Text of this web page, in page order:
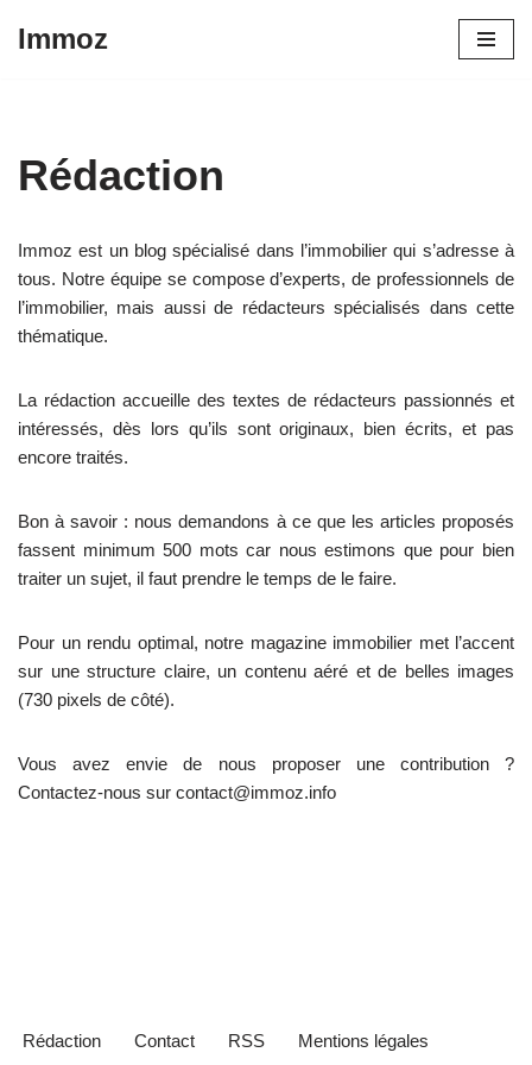
Immoz
Rédaction
Immoz est un blog spécialisé dans l’immobilier qui s’adresse à
tous. Notre équipe se compose d’experts, de professionnels de
l’immobilier, mais aussi de rédacteurs spécialisés dans cette
thématique.
La rédaction accueille des textes de rédacteurs passionnés et
intéressés, dès lors qu’ils sont originaux, bien écrits, et pas
encore traités.
Bon à savoir : nous demandons à ce que les articles proposés
fassent minimum 500 mots car nous estimons que pour bien
traiter un sujet, il faut prendre le temps de le faire.
Pour un rendu optimal, notre magazine immobilier met l’accent
sur une structure claire, un contenu aéré et de belles images
(730 pixels de côté).
Vous avez envie de nous proposer une contribution ?
Contactez-nous sur contact@immoz.info
Rédaction Contact RSS Mentions légales